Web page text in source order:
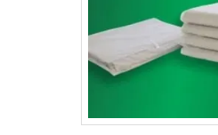
envelope extra pequeno.
encontrar com a melhor
histórico no segmentoA
envelopes responsável
para que sejam repletas de